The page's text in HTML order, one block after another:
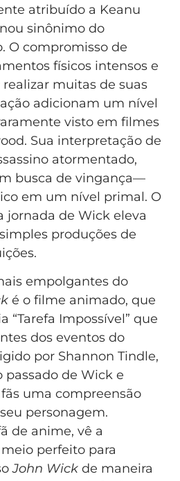
atribuído a Keanu
sinônimo do
O compromisso de
físicos intensos e
muitas de suas
adicionam um nível
visto em filmes
Sua interpretação de
atormentado,
busca de vingança—
em um nível primal. O
jornada de Wick eleva
produções de
empolgantes do
é o filme animado, que
“Tarefa Impossível” que
dos eventos do
por Shannon Tindle,
passado de Wick e
uma compreensão
personagem.
de anime, vê a
perfeito para
John Wick de maneira